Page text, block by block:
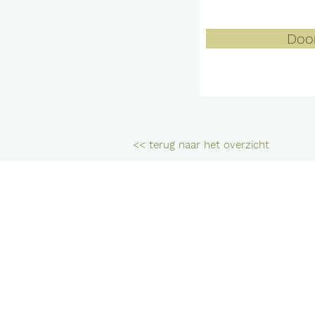
<< terug naar het overzicht